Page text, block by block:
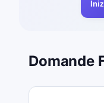
Domande